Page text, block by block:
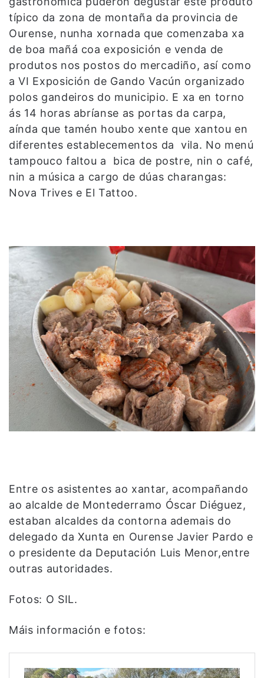
típico da zona de montaña da provincia de
Ourense, nunha xornada que comenzaba xa
de boa mañá coa exposición e venda de
produtos nos postos do mercadiño, así como
a VI Exposición de Gando Vacún organizado
polos gandeiros do municipio. E xa en torno
ás 14 horas abríanse as portas da carpa,
aínda que tamén houbo xente que xantou en
diferentes establecementos da vila. No menú
tampouco faltou a bica de postre, nin o café,
nin a música a cargo de dúas charangas:
Nova Trives e El Tattoo.
Entre os asistentes ao xantar, acompañando
ao alcalde de Montederramo Óscar Diéguez,
estaban alcaldes da contorna ademais do
delegado da Xunta en Ourense Javier Pardo e
o presidente da Deputación Luis Menor,entre
outras autoridades.
Fotos: O SIL.
Máis información e fotos: